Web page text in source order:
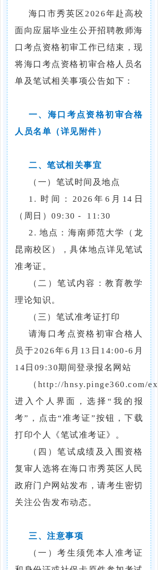
海口市秀英区2026年赴高校
面向应届毕业生公开招聘教师海
口考点资格初审工作已结束，现
将海口考点资格初审合格人员名
单及笔试相关事项公告如下：
一、海口考点资格初审合格
人员名单（详见附件）
二、笔试相关事宜
（一）笔试时间及地点
1. 时间：2026年6月14日
（周日）09:30 - 11:30
2. 地点：海南师范大学（龙
昆南校区），具体地点详见笔试
准考证。
（二）笔试内容：教育教学
理论知识。
（三）笔试准考证打印
请海口考点资格初审合格人
员于2026年6月13日14:00-6月
14日09:30期间登录报名网站
（http://hnsy.pinge360.com/
进入个人界面，选择“我的报
考”，点击“准考证”按钮，下载
打印个人《笔试准考证》。
（四）笔试成绩及入围资格
复审人选将在海口市秀英区人民
政府门户网站发布，请考生密切
关注公告发布动态。
三、注意事项
（一）考生须凭本人准考证